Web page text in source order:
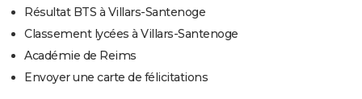
Résultat BTS à Villars-Santenoge
Classement lycées à Villars-Santenoge
Académie de Reims
Envoyer une carte de félicitations